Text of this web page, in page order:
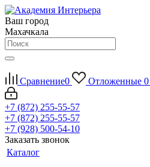
Ваш город
Махачкала
Сравнение0 Отложенные 0
+7 (872) 255-55-57
+7 (872) 255-55-57
+7 (928) 500-54-10
Заказать звонок
Каталог